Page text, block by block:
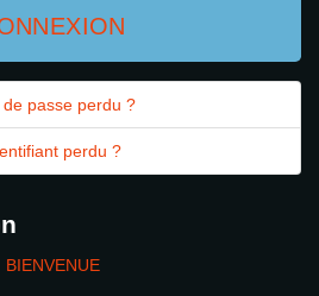
de passe perdu ?
perdu ?
BIENVENUE